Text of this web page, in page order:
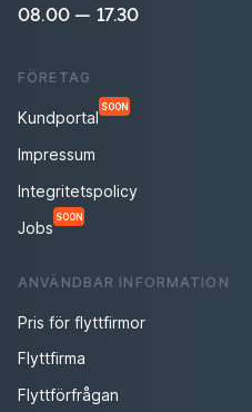
08.00 — 17.30
FÖRETAG
Kundportal
SOON
Impressum
Integritetspolicy
Jobs
SOON
ANVÄNDBAR INFORMATION
Pris för flyttfirmor
Flyttfirma
Flyttförfrågan